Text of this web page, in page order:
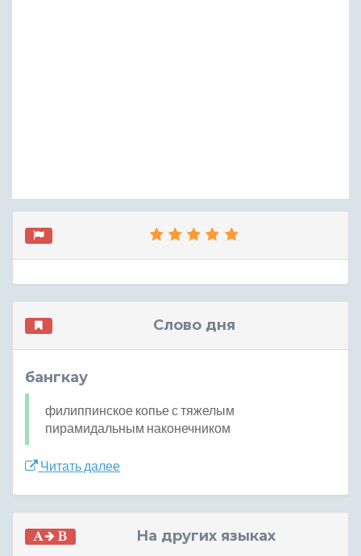
Слово дня
бангкау
филиппинское копье с тяжелым
пирамидальным наконечником
Читать далее
На других языках